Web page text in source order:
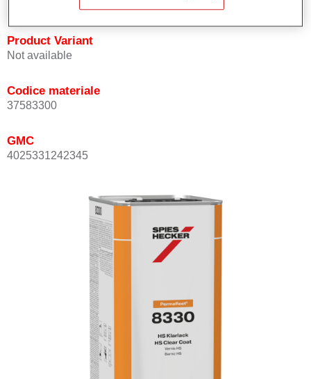
Product Variant
Not available
Codice materiale
37583300
GMC
4025331242345